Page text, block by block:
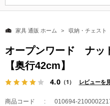
家具 通販 ホーム 収納・チェスト
オープンワード ナ
【奥行42cm】
4.0（1） レビューを
商品コード 010694-